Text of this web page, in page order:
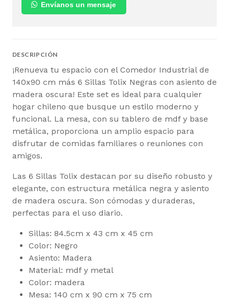
Envíanos un mensaje
DESCRIPCIÓN
¡Renueva tu espacio con el Comedor Industrial de
140x90 cm más 6 Sillas Tolix Negras con asiento de
madera oscura! Este set es ideal para cualquier
hogar chileno que busque un estilo moderno y
funcional. La mesa, con su tablero de mdf y base
metálica, proporciona un amplio espacio para
disfrutar de comidas familiares o reuniones con
amigos.
Las 6 Sillas Tolix destacan por su diseño robusto y
elegante, con estructura metálica negra y asiento
de madera oscura. Son cómodas y duraderas,
perfectas para el uso diario.
Sillas: 84.5cm x 43 cm x 45 cm
Color: Negro
Asiento: Madera
Material: mdf y metal
Color: madera
Mesa: 140 cm x 90 cm x 75 cm